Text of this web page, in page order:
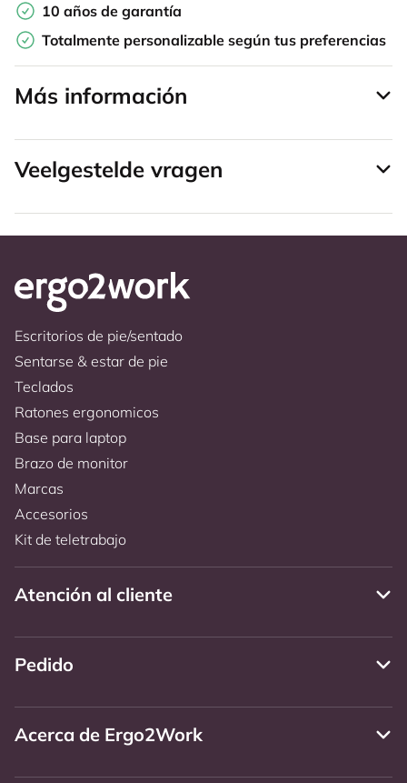
10 años de garantía
Totalmente personalizable según tus preferencias
Más información
Veelgestelde vragen
Escritorios de pie/sentado
Sentarse & estar de pie
Teclados
Ratones ergonomicos
Base para laptop
Brazo de monitor
Marcas
Accesorios
Kit de teletrabajo
Atención al cliente
Pedido
Acerca de Ergo2Work